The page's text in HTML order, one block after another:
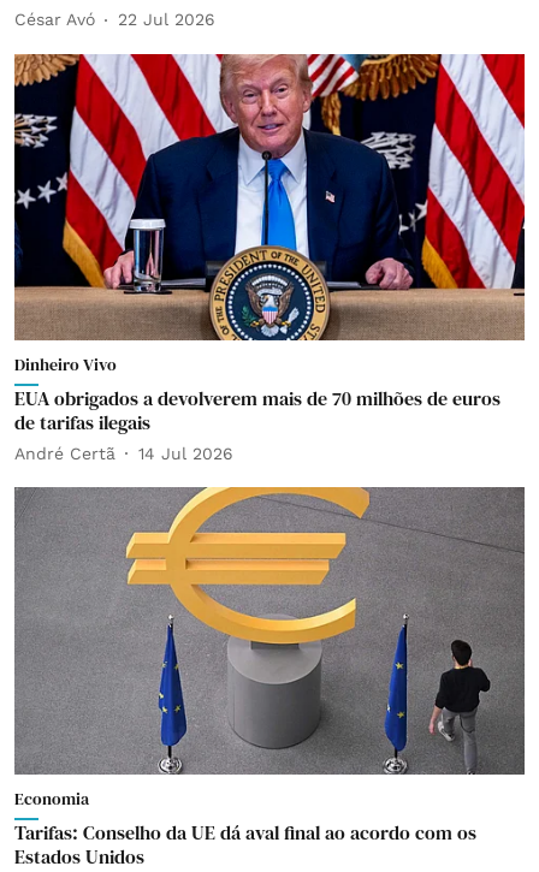
César Avó 22 Jul 2026
Dinheiro Vivo
EUA obrigados a devolverem mais de 70 milhões de euros
de tarifas ilegais
André Certã 14 Jul 2026
Economia
Tarifas: Conselho da UE dá aval final ao acordo com os
Estados Unidos